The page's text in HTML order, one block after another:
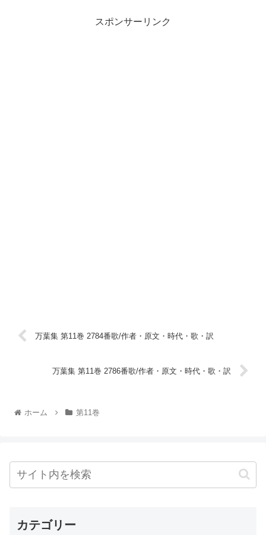
スポンサーリンク
万葉集 第11巻 2784番歌/作者・原文・時代・歌・訳
万葉集 第11巻 2786番歌/作者・原文・時代・歌・訳
ホーム 第11巻
カテゴリー